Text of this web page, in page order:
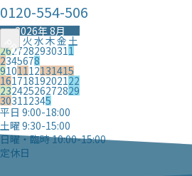
0120-554-506
PREV
2026年 8月
月火水木金土
2627282930311
2345678
9101112131415
16171819202122
23242526272829
303112345
PREV
平日 9:00-18:00
土曜 9:30-15:00
日曜・臨時 10:00-15:00
定休日